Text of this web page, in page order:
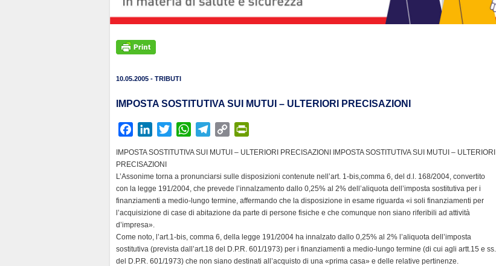
10.05.2005 - TRIBUTI
IMPOSTA SOSTITUTIVA SUI MUTUI – ULTERIORI PRECISAZIONI
c
e
b
o
o
k
n
k
e
d
I
n
i
t
e
r
W
a
t
s
A
p
l
e
g
r
a
C
p
y
L
i
n
i
n
t
F
r
e
n
IMPOSTA SOSTITUTIVA SUI MUTUI – ULTERIORI PRECISAZIONI IMPOSTA SOSTITUTIVA SUI MUTUI – ULTERIORI
PRECISAZIONI
L’Assonime torna a pronunciarsi sulle disposizioni contenute nell’art. 1-bis,comma 6, del d.l. 168/2004, convertito
con la legge 191/2004, che prevede l’innalzamento dallo 0,25% al 2% dell’aliquota dell’imposta sostitutiva per i
finanziamenti a medio-lungo termine, affermando che la disposizione in esame riguarda «i soli finanziamenti per
l’acquisizione di case di abitazione da parte di persone fisiche e che comunque non siano riferibili ad attività
d’impresa».
Come noto, l’art.1-bis, comma 6, della legge 191/2004 ha innalzato dallo 0,25% al 2% l’aliquota dell’imposta
sostitutiva (prevista dall’art.18 del D.P.R. 601/1973) per i finanziamenti a medio-lungo termine (di cui agli artt.15 e ss.
del D.P.R. 601/1973) che non siano destinati all’acquisto di una «prima casa» e delle relative pertinenze.